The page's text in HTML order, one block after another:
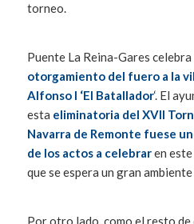
torneo.
Puente La Reina-Gares celebra
otorgamiento del fuero a la
Alfonso I ‘El Batallador‘. El
esta eliminatoria del XVII
Navarra de Remonte fuese
de los actos a celebraren
que se espera un gran
Por otro lado, como el resto